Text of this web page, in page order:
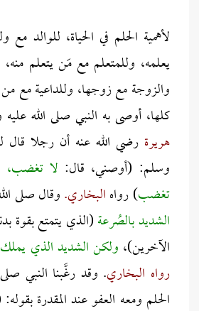
لأهمية الحلم في الحياة، للوالد
يعلمه، وللمتعلم مع مَن يتعلم
والزوجة مع زوجها، وللداعية مع
كلها، أوصى به النبي صلى الله
هريرةرضي الله عنه أن رجلا قال
وسلم: (أوصني، قال: لا تغضب،
تغضب) رواهالبخاري.وقال صلى
الشديد بالصُرعة(الذي يتمتع بقوة
الآخرين)، ولكن الشديد الذي
رواه البخاري. وقد رغَّبنا النبي
الحلم ومعه العفو عند المقدرة